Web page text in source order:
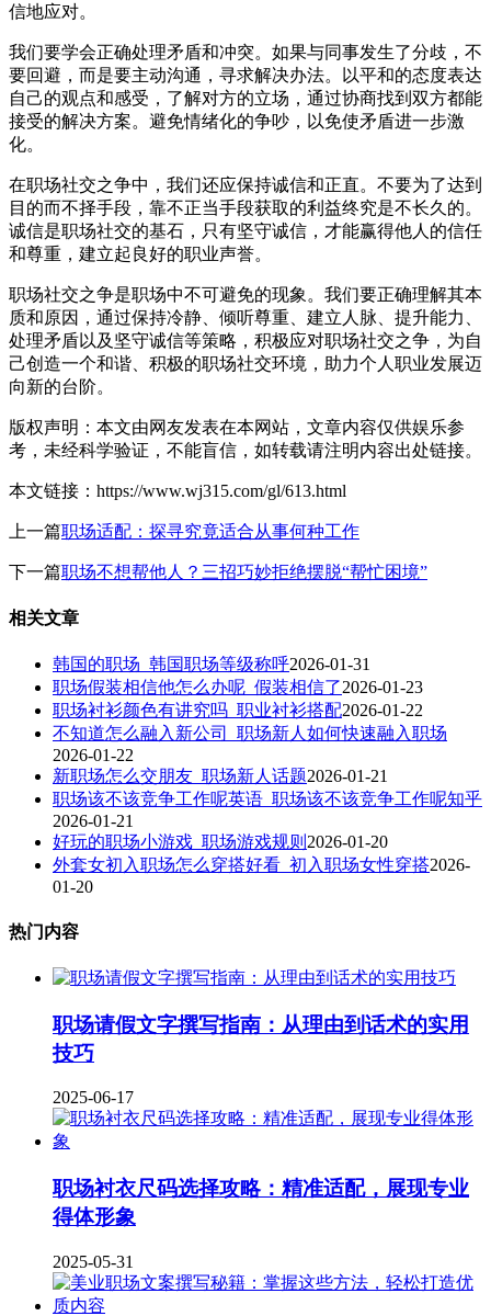
信地应对。
我们要学会正确处理矛盾和冲突。如果与同事发生了分歧，不
要回避，而是要主动沟通，寻求解决办法。以平和的态度表达
自己的观点和感受，了解对方的立场，通过协商找到双方都能
接受的解决方案。避免情绪化的争吵，以免使矛盾进一步激
化。
在职场社交之争中，我们还应保持诚信和正直。不要为了达到
目的而不择手段，靠不正当手段获取的利益终究是不长久的。
诚信是职场社交的基石，只有坚守诚信，才能赢得他人的信任
和尊重，建立起良好的职业声誉。
职场社交之争是职场中不可避免的现象。我们要正确理解其本
质和原因，通过保持冷静、倾听尊重、建立人脉、提升能力、
处理矛盾以及坚守诚信等策略，积极应对职场社交之争，为自
己创造一个和谐、积极的职场社交环境，助力个人职业发展迈
向新的台阶。
版权声明：本文由网友发表在本网站，文章内容仅供娱乐参
考，未经科学验证，不能盲信，如转载请注明内容出处链接。
本文链接：https://www.wj315.com/gl/613.html
上一篇职场适配：探寻究竟适合从事何种工作
下一篇职场不想帮他人？三招巧妙拒绝摆脱“帮忙困境”
相关文章
韩国的职场_韩国职场等级称呼2026-01-31
职场假装相信他怎么办呢_假装相信了2026-01-23
职场衬衫颜色有讲究吗_职业衬衫搭配2026-01-22
不知道怎么融入新公司_职场新人如何快速融入职场
2026-01-22
新职场怎么交朋友_职场新人话题2026-01-21
职场该不该竞争工作呢英语_职场该不该竞争工作呢知乎
2026-01-21
好玩的职场小游戏_职场游戏规则 2026-01-20
外套女初入职场怎么穿搭好看_初入职场女性穿搭2026-
01-20
热门内容
职场请假文字撰写指南：从理由到话术的实用
技巧
2025-06-17
职场衬衣尺码选择攻略：精准适配，展现专业
得体形象
2025-05-31